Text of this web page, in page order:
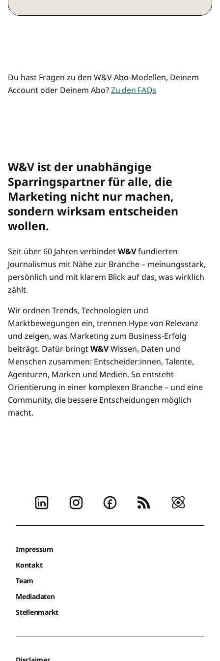
Preisvorteil durch Mehrplatz-Zugänge
Commerce
Top-Listen und Rankings
W&V Magazin im digitalen Archiv
Preisvorteil bei allen W&V Events
Preisvorteil durch Mehrplatz-Zugänge
Mehrere/übertragbare Zugänge
Du hast Fragen zu den W&V Abo-Modellen, Deinem
Account oder Deinem Abo?Zu den FAQs
W&V ist der unabhängige
Sparringspartner für alle, die
Marketing nicht nur machen,
sondern wirksam entscheiden
wollen.
Seit über 60 Jahren verbindetW&Vfundierten
Journalismus mit Nähe zur Branche – meinungsstark,
persönlich und mit klarem Blick auf das, was wirklich
zählt.
Wir ordnen Trends, Technologien und
Marktbewegungen ein, trennen Hype von Relevanz
und zeigen, was Marketing zum Business-Erfolg
beiträgt. Dafür bringtW&VWissen, Daten und
Menschen zusammen: Entscheider:innen, Talente,
Agenturen, Marken und Medien. So entsteht
Orientierung in einer komplexen Branche – und eine
Community, die bessere Entscheidungen möglich
macht.
Impressum
Kontakt
Team
Mediadaten
Stellenmarkt